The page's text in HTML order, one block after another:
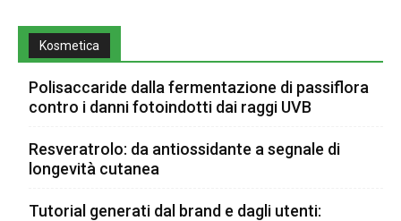
Kosmetica
Polisaccaride dalla fermentazione di passiflora
contro i danni fotoindotti dai raggi UVB
Resveratrolo: da antiossidante a segnale di
longevità cutanea
Tutorial generati dal brand e dagli utenti: